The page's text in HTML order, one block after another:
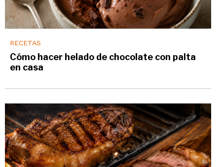
RECETAS
Cómo hacer helado de chocolate con palta
en casa